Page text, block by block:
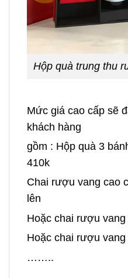
Hộp quà trung thu
Mức giá cao cấp sẽ
khách hàng
gồm : Hộp quà 3
410k
Chai rượu vang cao
lên
Hoặc chai rượu
Hoặc chai rượu
……..